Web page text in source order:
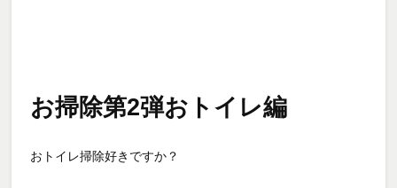
お掃除第2弾おトイレ編
おトイレ掃除好きですか？